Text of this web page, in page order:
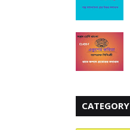
CATEGORY